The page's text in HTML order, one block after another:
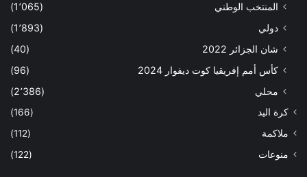
المنتخب الوطني
(1٬065)
دولي
(1٬893)
شان الجزائر 2022
(40)
كأس أمم إفريقيا كوت ديفوار 2024
(96)
محلي
(2٬386)
كرة اليد
(166)
ملاكمة
(112)
منوعات
(122)